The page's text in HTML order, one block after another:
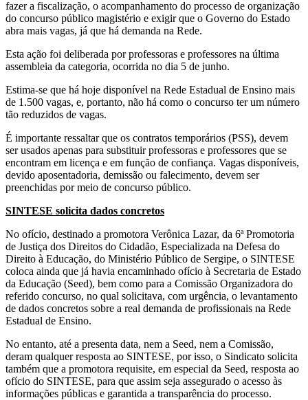
fazer a fiscalização, o acompanhamento do processo de organização
do concurso público magistério e exigir que o Governo do Estado
abra mais vagas, já que há demanda na Rede.
Esta ação foi deliberada por professoras e professores na última
assembleia da categoria, ocorrida no dia 5 de junho.
Estima-se que há hoje disponível na Rede Estadual de Ensino mais
de 1.500 vagas, e, portanto, não há como o concurso ter um número
tão reduzidos de vagas.
É importante ressaltar que os contratos temporários (PSS), devem
ser usados apenas para substituir professoras e professores que se
encontram em licença e em função de confiança. Vagas disponíveis,
devido aposentadoria, demissão ou falecimento, devem ser
preenchidas por meio de concurso público.
SINTESE solicita dados concretos
No ofício, destinado a promotora Verônica Lazar, da 6ª Promotoria
de Justiça dos Direitos do Cidadão, Especializada na Defesa do
Direito à Educação, do Ministério Público de Sergipe, o SINTESE
coloca ainda que já havia encaminhado ofício à Secretaria de Estado
da Educação (Seed), bem como para a Comissão Organizadora do
referido concurso, no qual solicitava, com urgência, o levantamento
de dados concretos sobre a real demanda de profissionais na Rede
Estadual de Ensino.
No entanto, até a presenta data, nem a Seed, nem a Comissão,
deram qualquer resposta ao SINTESE, por isso, o Sindicato solicita
também que a promotora requisite, em especial da Seed, resposta ao
ofício do SINTESE, para que assim seja assegurado o acesso às
informações públicas e garantida a transparência do processo.